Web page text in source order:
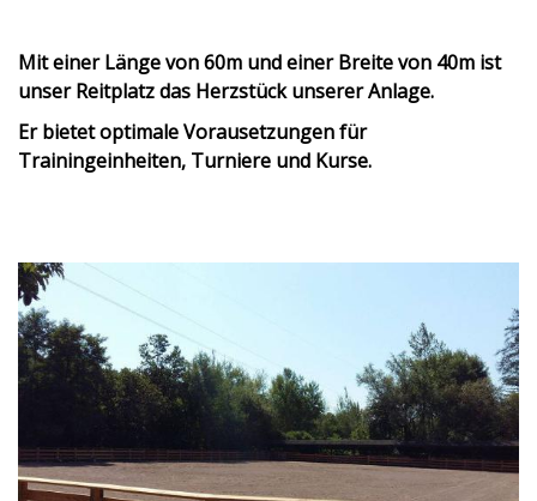
Mit einer Länge von 60m und einer Breite von 40m ist
unser Reitplatz das Herzstück unserer Anlage.
Er bietet optimale Vorausetzungen für
Trainingeinheiten, Turniere und Kurse.